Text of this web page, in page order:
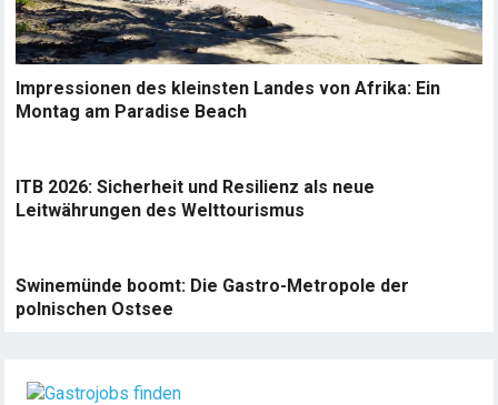
Impressionen des kleinsten Landes von Afrika: Ein
Montag am Paradise Beach
ITB 2026: Sicherheit und Resilienz als neue
Leitwährungen des Welttourismus
Swinemünde boomt: Die Gastro-Metropole der
polnischen Ostsee